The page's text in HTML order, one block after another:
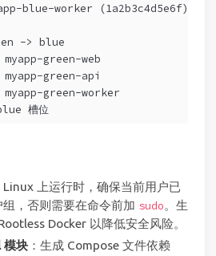
blue-worker (1a2b3c4d5e6f)
-> blue
myapp-green-web
myapp-green-api
myapp-green-worker
槽位
Linux 上运行时，确保当前用户已
，否则需要在命令前加 sudo。生
Docker 以降低安全风险。
模块：生成 Compose 文件依赖